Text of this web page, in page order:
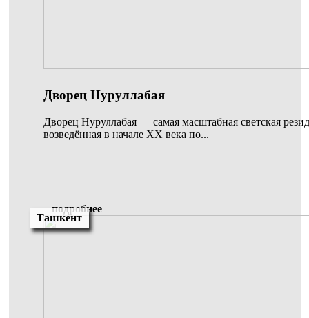
Дворец Нуруллабая
Дворец Нуруллабая — самая масштабная светская
возведённая в начале XX века по...
подробнее
Ташкент